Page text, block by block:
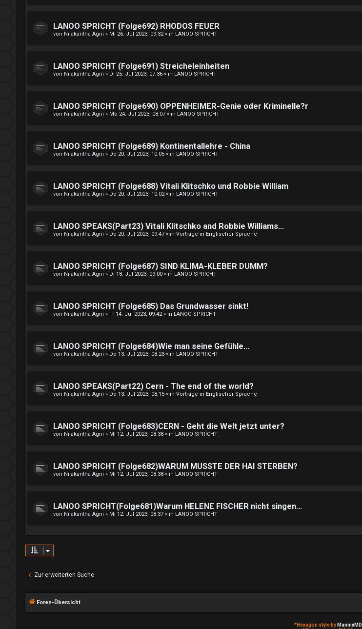
LANOO SPRICHT (Folge692) RHODOS FEUER
von Nilakantha Agni » Mi 26. Jul 2023, 09:32» in LANOO SPRICHT
LANOO SPRICHT (Folge691) Streicheleinheiten
von Nilakantha Agni » Di 25. Jul 2023, 07:36 » in LANOO SPRICHT
LANOO SPRICHT (Folge690) OPPENHEIMER-Genie oder Kriminelle?r
von Nilakantha Agni » Mo 24. Jul 2023, 08:07 » in LANOO SPRICHT
LANOO SPRICHT (Folge689) Kontinentallehre - China
von Nilakantha Agni » Do 20. Jul 2023, 10:05 » in LANOO SPRICHT
LANOO SPRICHT (Folge688) Vitali Klitschko und Robbie William
von Nilakantha Agni » Do 20. Jul 2023, 10:02» in LANOO SPRICHT
LANOO SPEAKS(Part23) Vitali Klitschko and Robbie Williams...
von Nilakantha Agni » Do 20. Jul 2023, 09:47 » in Vorträge in Englischer Sprache
LANOO SPRICHT (Folge687) SIND KLIMA-KLEBER DUMM?
von Nilakantha Agni » Di 18. Jul 2023, 09:00 » in LANOO SPRICHT
LANOO SPRICHT (Folge685) Das Grundwasser sinkt!
von Nilakantha Agni » Fr 14. Jul 2023, 09:42» in LANOO SPRICHT
LANOO SPRICHT (Folge684)Wie man seine Gefühle...
von Nilakantha Agni » Do 13. Jul 2023, 08:23 » in LANOO SPRICHT
LANOO SPEAKS(Part22) Cern - The end of the world?
von Nilakantha Agni » Do 13. Jul 2023, 08:15 » in Vorträge in Englischer Sprache
LANOO SPRICHT (Folge683)CERN - Geht die Welt jetzt unter?
von Nilakantha Agni » Mi 12. Jul 2023, 08:38 » in LANOO SPRICHT
LANOO SPRICHT (Folge682)WARUM MUSSTE DER HAI STERBEN?
von Nilakantha Agni » Mi 12. Jul 2023, 08:38 » in LANOO SPRICHT
LANOO SPRICHT(Folge681)Warum HELENE FISCHER nicht singen...
von Nilakantha Agni » Mi 12. Jul 2023, 08:37 » in LANOO SPRICHT
Zur erweiterten Suche
Foren-Übersicht
*Hexagon style by MannixMD